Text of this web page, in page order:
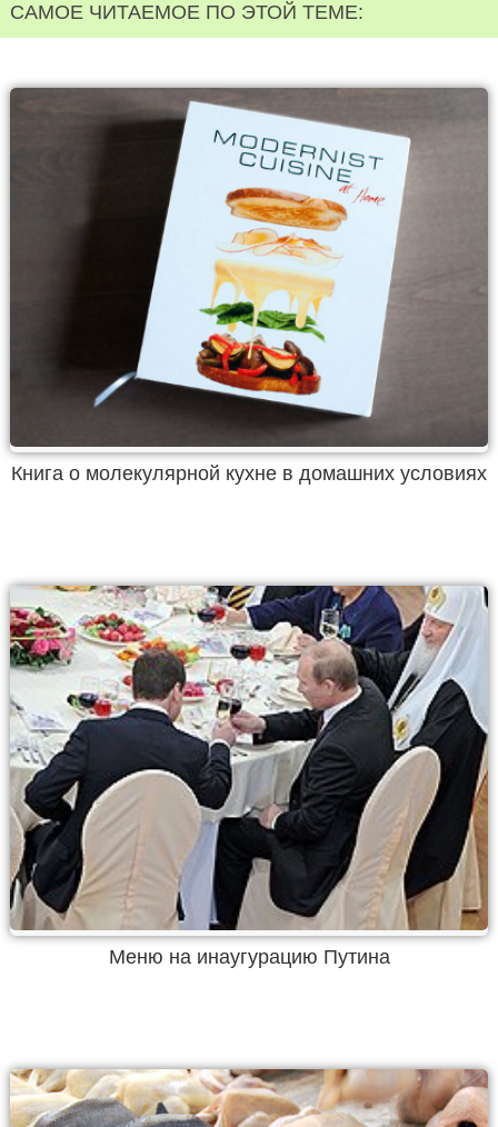
САМОЕ ЧИТАЕМОЕ ПО ЭТОЙ ТЕМЕ:
Книга о молекулярной кухне в домашних условиях
Меню на инаугурацию Путина